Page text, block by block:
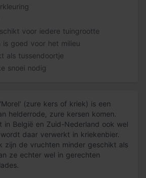
voor iedere tuingrootte
is goed voor het milieu
als tussendoortje
snoei nodig
(zure kers of kriek) is een
helderrode, zure kersen komen.
in België en Zuid-Nederland ook wel
daar verwerkt in kriekenbier.
zijn de vruchten minder geschikt als
ze echter wel in gerechten